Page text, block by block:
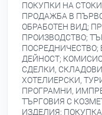
ПОКУПКИ НА
ПРОДАЖБА В
ОБРАБОТЕН ВИД;
ПРОИЗВОДСТВО;
ДЕЙНОСТ;
СДЕЛКИ,
ХОТЕЛИЕРСКИ,
ПРОГРАМНИ,
ТЪРГОВИЯ С
ИЗДЕЛИЯ;